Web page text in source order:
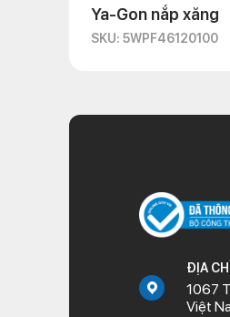
Ya-Gon nắp xăng
SKU: 5WPF46120100
ĐỊA
1067
Việt